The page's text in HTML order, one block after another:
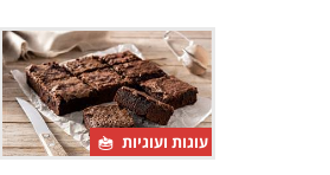
עוגות ועוגיות